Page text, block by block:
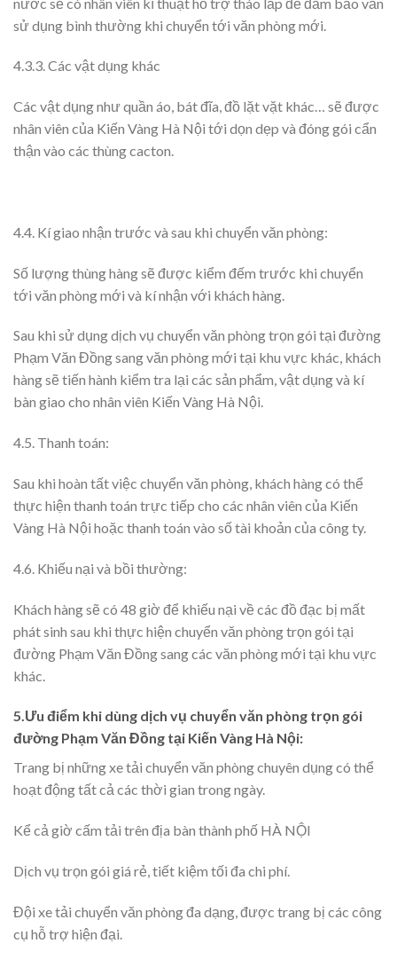
sử dụng bình thường khi chuyển tới văn phòng mới.
4.3.3. Các vật dụng khác
Các vật dụng như quần áo, bát đĩa, đồ lặt vặt khác… sẽ được
nhân viên của Kiến Vàng Hà Nội tới dọn dẹp và đóng gói cẩn
thận vào các thùng cacton.
4.4. Kí giao nhận trước và sau khi chuyển văn phòng:
Số lượng thùng hàng sẽ được kiểm đếm trước khi chuyển
tới văn phòng mới và kí nhận với khách hàng.
Sau khi sử dụng dịch vụ chuyển văn phòng trọn gói tại đường
Phạm Văn Đồng sang văn phòng mới tại khu vực khác, khách
hàng sẽ tiến hành kiểm tra lại các sản phẩm, vật dụng và kí
bàn giao cho nhân viên Kiến Vàng Hà Nội.
4.5. Thanh toán:
Sau khi hoàn tất việc chuyển văn phòng, khách hàng có thể
thực hiện thanh toán trực tiếp cho các nhân viên của Kiến
Vàng Hà Nội hoặc thanh toán vào số tài khoản của công ty.
4.6. Khiếu nại và bồi thường:
Khách hàng sẽ có 48 giờ để khiếu nại về các đồ đạc bị mất
phát sinh sau khi thực hiện chuyển văn phòng trọn gói tại
đường Phạm Văn Đồng sang các văn phòng mới tại khu vực
khác.
5.Ưu điểm khi dùng dịch vụ chuyển văn phòng trọn gói
đường Phạm Văn Đồng tại Kiến Vàng Hà Nội:
Trang bị những xe tải chuyển văn phòng chuyên dụng có thể
hoạt động tất cả các thời gian trong ngày.
Kể cả giờ cấm tải trên địa bàn thành phố HÀ NỘI
Dịch vụ trọn gói giá rẻ, tiết kiệm tối đa chi phí.
Đội xe tải chuyển văn phòng đa dạng, được trang bị các công
cụ hỗ trợ hiện đại.